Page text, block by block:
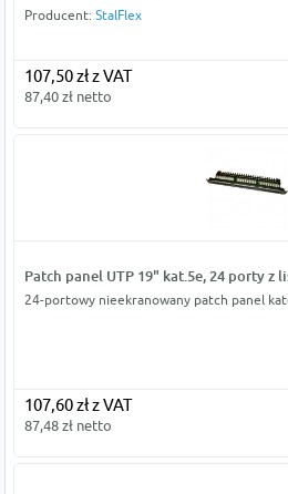
Producent: StalFlex
107,50 zł z VAT
87,40 zł netto
Patch panel UTP 19" kat.5e, 24 porty z
24-portowy nieekranowany patch panel
107,60 zł z VAT
87,48 zł netto